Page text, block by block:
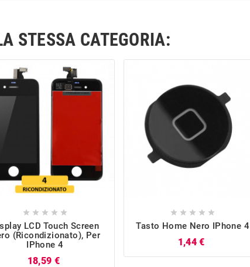
STESSA CATEGORIA:
    
LCD Touch Screen
(Ricondizionato), Per
IPhone 4
18,59 €
    
Tasto Home Nero IPhone 4
1,44 €